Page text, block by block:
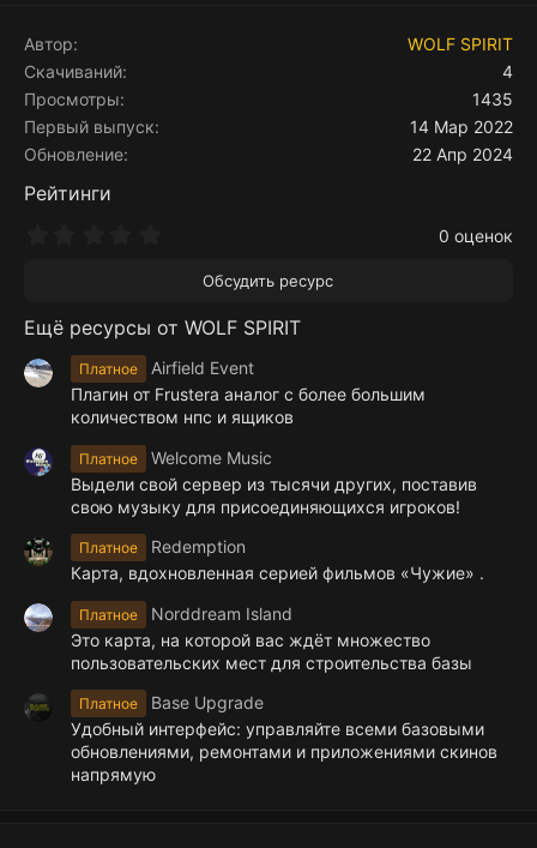
Автор
WOLF SPIRIT
Скачиваний
4
Просмотры
1435
Первый выпуск
14 Мар 2022
Обновление
22 Апр 2024
Рейтинги
в
з
д
0 оценок
Обсудить ресурс
Ещё ресурсы от WOLF SPIRIT
Платное
Airfield Event
Плагин от Frustera аналог с более большим
количеством нпс и ящиков
Платное
Welcome Music
Выдели свой сервер из тысячи других, поставив
свою музыку для присоединяющихся игроков!
Платное
Redemption
Карта, вдохновленная серией фильмов «Чужие» .
Платное
Norddream Island
Это карта, на которой вас ждёт множество
пользовательских мест для строительства базы
Платное
Base Upgrade
Удобный интерфейс: управляйте всеми базовыми
обновлениями, ремонтами и приложениями скинов
напрямую